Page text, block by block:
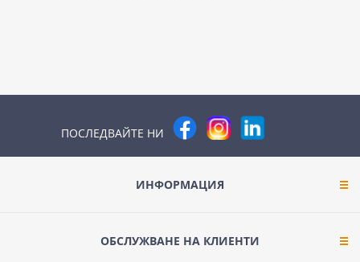
ПОСЛЕДВАЙТЕ НИ
ИНФОРМАЦИЯ
ОБСЛУЖВАНЕ НА КЛИЕНТИ